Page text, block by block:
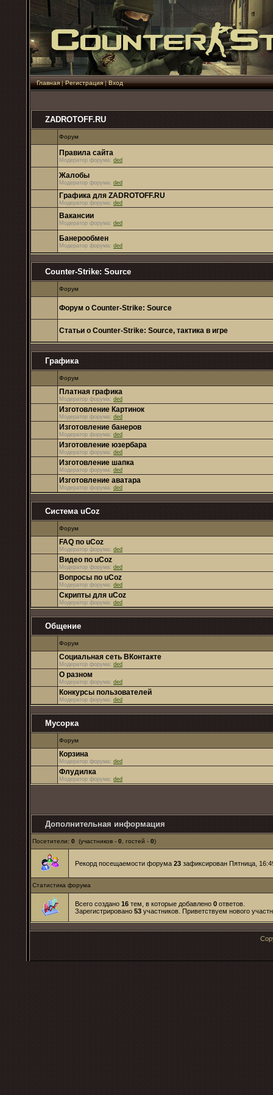
Главная|Регистрация|Вход
ZADROTOFF.RU
Форум
Правила сайта
Модератор форума: ded
Жалобы
Модератор форума: ded
Графика для ZADROTOFF.RU
Модератор форума: ded
Вакансии
Модератор форума: ded
Банерообмен
Модератор форума: ded
Counter-Strike: Source
Форум
Форум о Counter-Strike: Source
Статьи о Counter-Strike: Source, тактика в игре
Графика
Форум
Платная графика
Модератор форума: ded
Изготовление Картинок
Модератор форума: ded
Изготовление банеров
Модератор форума: ded
Изготовление юзербара
Модератор форума: ded
Изготовление шапка
Модератор форума: ded
Изготовление аватара
Модератор форума: ded
Система uCoz
Форум
FAQ по uCoz
Модератор форума: ded
Видео по uCoz
Модератор форума: ded
Вопросы по uCoz
Модератор форума: ded
Cкрипты для uCoz
Модератор форума: ded
Общение
Форум
Социальная сеть ВКонтакте
Модератор форума: ded
О разном
Модератор форума: ded
Конкурсы пользователей
Модератор форума: ded
Мусорка
Форум
Корзина
Модератор форума: ded
Флудилка
Модератор форума: ded
Дополнительная информация
Посетители: 0 (участников - 0 , гостей - 0)
Рекорд посещаемости форума 23 зафиксирован Пятница,
Статистика форума
Всего создано 16 тем, в которые добавлено 0 ответов.
Зарегистрировано 53 участников. Приветствуем нового